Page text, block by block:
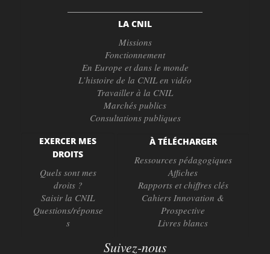
LA CNIL
Missions
Fonctionnement
En Europe et dans le monde
L’histoire de la CNIL en vidéo
Travailler à la CNIL
Marchés publics
Consultations publiques
EXERCER MES
DROITS
Quels sont mes
droits ?
Saisir la CNIL
Questions/réponse
s
À TÉLÉCHARGER
Ressources pédagogiques
Affiches
Rapports et chiffres clés
Cahiers Innovation &
Prospective
Livres blancs
Suivez-nous